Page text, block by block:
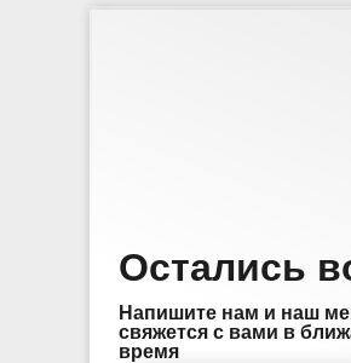
Напишите нам и наш
свяжется с вами в
время
Остались